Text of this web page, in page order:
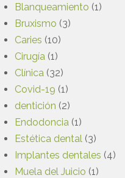
Blanqueamiento (1)
Bruxismo (3)
Caries (10)
Cirugía (1)
Clínica (32)
Covid-19 (1)
dentición (2)
Endodoncia (1)
Estética dental (3)
Implantes dentales (4)
Muela del Juicio (1)